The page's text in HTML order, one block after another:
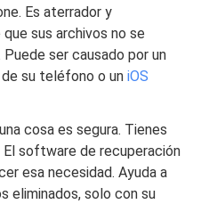
Es aterrador y
sus archivos no se
ser causado por un
su teléfono o uniOS
cosa es segura. Tienes
software de recuperación
esa necesidad. Ayuda a
eliminados, solo con su